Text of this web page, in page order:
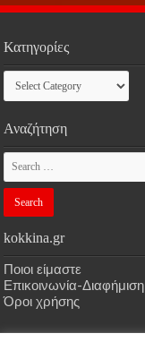
Κατηγορίες
Κατηγορίες
Αναζήτηση
kokkina.gr
Ποιοι είμαστε
Επικοινωνία-Διαφήμιση
Όροι χρήσης